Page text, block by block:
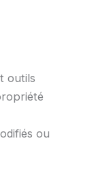
outils
ou